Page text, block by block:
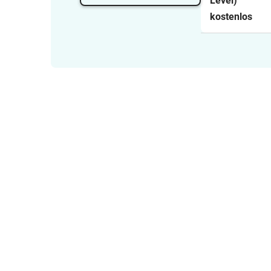
kostenlos